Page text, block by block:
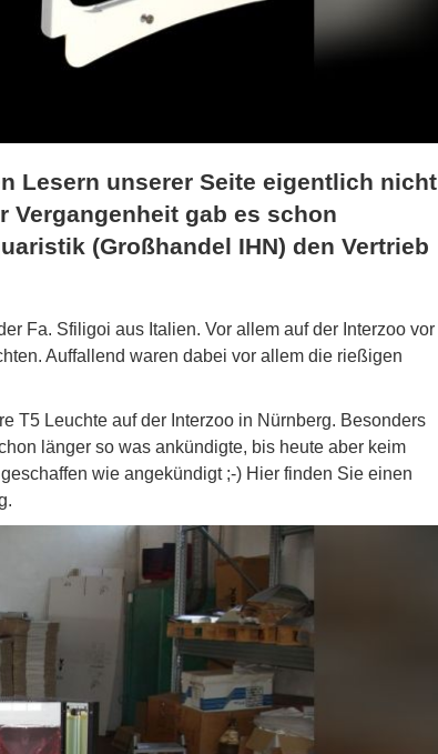
Lesern unserer Seite eigentlich nicht
Vergangenheit gab es schon
(Großhandel IHN) den Vertrieb
Fa. Sfiligoi aus Italien. Vor allem auf der Interzoo vor
Auffallend waren dabei vor allem die rießigen
T5 Leuchte auf der Interzoo in Nürnberg. Besonders
länger so was ankündigte, bis heute aber keim
wie angekündigt ;-) Hier finden Sie einen